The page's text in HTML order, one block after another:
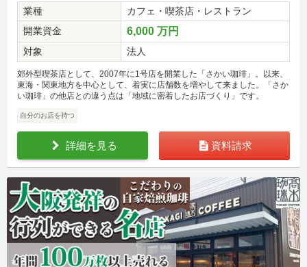
業種
カフェ・喫茶店・レストラン
開業資金
6,000 万円
対象 法人
郊外型喫茶店として、2007年に1号店を開業した「さかい珈琲」。以来、
東海・関東地方を中心として、着実に店舗数を増やして来ました。「さか
い珈琲」の他店との違う点は「地域に密着したお店づくり」です。
自分のお店を持つ
詳細を見る 資料請求